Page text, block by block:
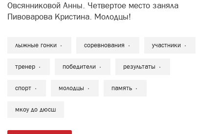
Овсянниковой Анны. Четвертое место заняла
Пивоварова Кристина. Молодцы!
лыжные гонки соревнования участники
тренер победители результаты
спорт молодцы память
мкоу до дюсш